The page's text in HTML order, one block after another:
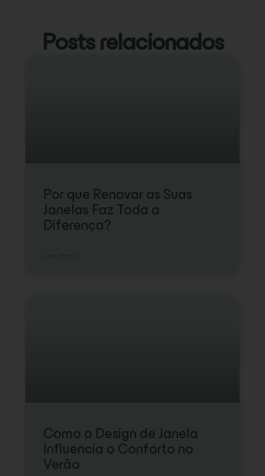
Posts relacionados
Por que Renovar as Suas
Janelas Faz Toda a
Diferença?
Ler mais
Como o Design de Janela
Influencia o Conforto no
Verão